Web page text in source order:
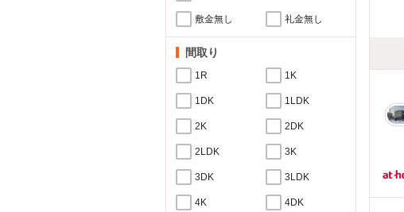
敷金無し 礼金無し
間取り
1R 1K
1DK 1LDK
2K 2DK
2LDK 3K
3DK 3LDK
4K 4DK